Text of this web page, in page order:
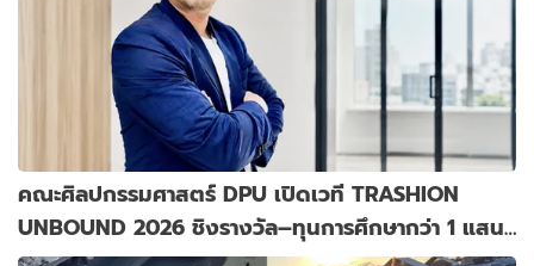
คณะศิลปกรรมศาสตร์ DPU เปิดเวที TRASHION
UNBOUND 2026 ชิงรางวัล–ทุนการศึกษากว่า 1 แสน